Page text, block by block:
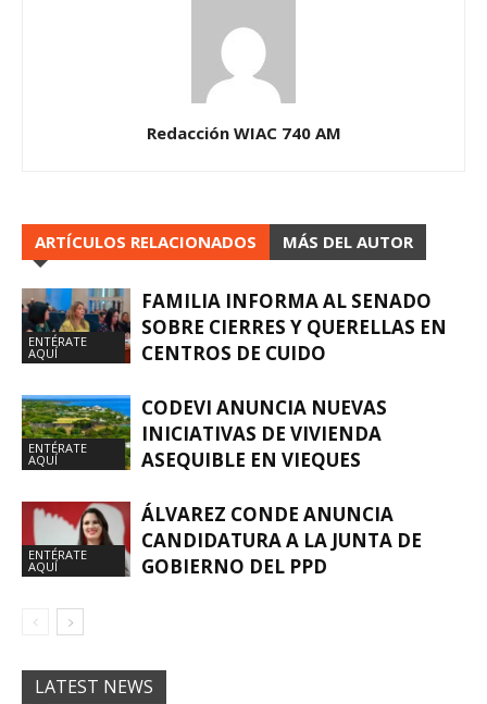
Redacción WIAC 740 AM
ARTÍCULOS RELACIONADOS MÁS DEL AUTOR
ENTÉRATE
AQUÍ
FAMILIA INFORMA AL SENADO
SOBRE CIERRES Y QUERELLAS EN
CENTROS DE CUIDO
ENTÉRATE
AQUÍ
CODEVI ANUNCIA NUEVAS
INICIATIVAS DE VIVIENDA
ASEQUIBLE EN VIEQUES
ENTÉRATE
AQUÍ
ÁLVAREZ CONDE ANUNCIA
CANDIDATURA A LA JUNTA DE
GOBIERNO DEL PPD
LATEST NEWS